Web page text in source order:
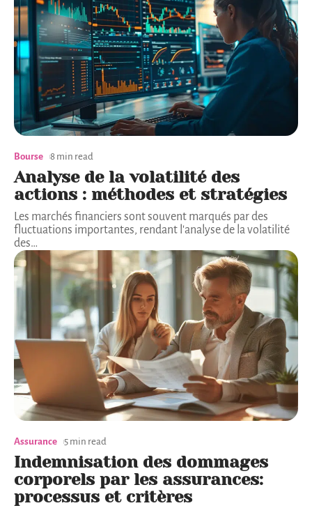
Bourse 8 min read
Analyse de la volatilité des
actions : méthodes et stratégies
Les marchés financiers sont souvent marqués par des
fluctuations importantes, rendant l'analyse de la volatilité
des…
Assurance 5 min read
Indemnisation des dommages
corporels par les assurances:
processus et critères